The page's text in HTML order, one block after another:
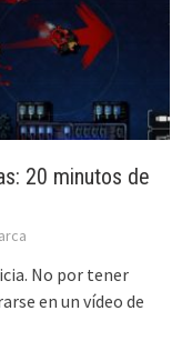
20 minutos de
No por tener
en un vídeo de